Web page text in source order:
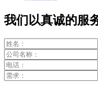
我们以真诚的服